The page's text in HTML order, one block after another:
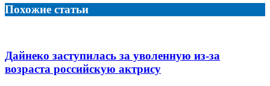
Похожие статьи
Дайнеко заступилась за уволенную из-за
возраста российскую актрису